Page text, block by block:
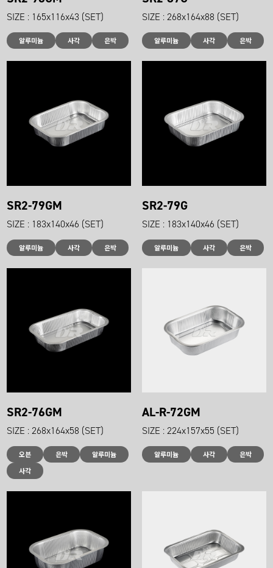
SIZE : 165x116x43 (SET)
알루미늄 사각 은박
SIZE : 268x164x88 (SET)
알루미늄 사각 은박
SR2-79GM
SIZE : 183x140x46 (SET)
알루미늄 사각 은박
SR2-79G
SIZE : 183x140x46 (SET)
알루미늄 사각 은박
SR2-76GM
SIZE : 268x164x58 (SET)
오븐 은박
알루미늄
사각
AL-R-72GM
SIZE : 224x157x55 (SET)
알루미늄 사각 은박